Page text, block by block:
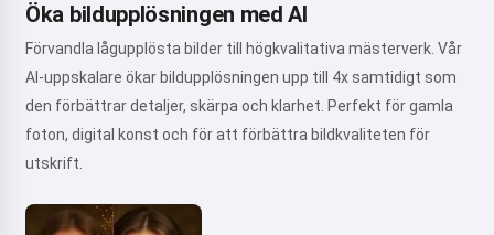
Öka bildupplösningen med AI
Förvandla lågupplösta bilder till högkvalitativa mästerverk. Vår
AI-uppskalare ökar bildupplösningen upp till 4x samtidigt som
den förbättrar detaljer, skärpa och klarhet. Perfekt för gamla
foton, digital konst och för att förbättra bildkvaliteten för
utskrift.